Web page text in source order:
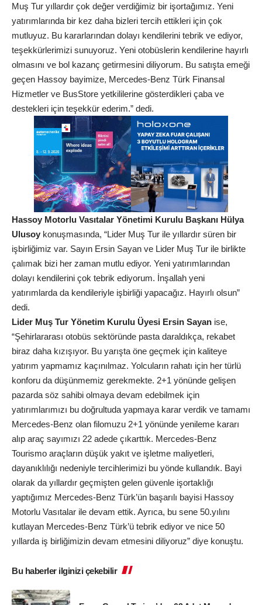
Muş Tur yıllardır çok değer verdiğimiz bir işortağımız. Yeni
yatırımlarında bir kez daha bizleri tercih ettikleri için çok
mutluyuz. Bu kararlarından dolayı kendilerini tebrik ve ediyor,
teşekkürlerimizi sunuyoruz. Yeni otobüslerin kendilerine hayırlı
olmasını ve bol kazanç getirmesini diliyorum. Bu satışta emeği
geçen Hassoy bayimize, Mercedes-Benz Türk Finansal
Hizmetler ve BusStore yetkililerine gösterdikleri çaba ve
destekleri için teşekkür ederim.” dedi.
Hassoy Motorlu Vasıtalar Yönetimi Kurulu Başkanı Hülya
Ulusoy konuşmasında, “Lider Muş Tur ile yıllardır süren bir
işbirliğimiz var. Sayın Ersin Sayan ve Lider Muş Tur ile birlikte
çalımak bizi her zaman mutlu ediyor. Yeni yatırımlarından
dolayı kendilerini çok tebrik ediyorum. İnşallah yeni
yatırımlarda da kendileriyle işbirliği yapacağız. Hayırlı olsun”
dedi.
Lider Muş Tur Yönetim Kurulu Üyesi Ersin Sayan ise,
“Şehirlararası otobüs sektöründe pasta daraldıkça, rekabet
biraz daha kızışıyor. Bu yarışta öne geçmek için kaliteye
yatırım yapmamız kaçınılmaz. Yolcuların rahatı için her türlü
konforu da düşünmemiz gerekmekte. 2+1 yönünde gelişen
pazarda söz sahibi olmaya devam edebilmek için
yatırımlarımızı bu doğrultuda yapmaya karar verdik ve tamamı
Mercedes-Benz olan filomuzu 2+1 yönünde yenileme kararı
alıp araç sayımızı 22 adede çıkarttık. Mercedes-Benz
Tourismo araçların düşük yakıt ve işletme maliyetleri,
dayanıklılığı nedeniyle tercihlerimizi bu yönde kullandık. Bayi
olarak da yıllardır geçmişten gelen güvenle işortaklığı
yaptığımız Mercedes-Benz Türk’ün başarılı bayisi Hassoy
Motorlu Vasıtalar ile devam ettik. Ayrıca, bu sene 50.yılını
kutlayan Mercedes-Benz Türk’ü tebrik ediyor ve nice 50
yıllarda iş birliğimizin devam etmesini diliyoruz” diye konuştu.
Bu haberler ilginizi çekebilir